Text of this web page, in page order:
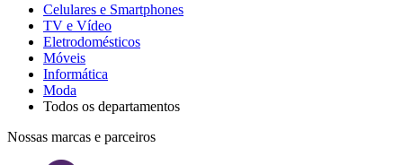
Celulares e Smartphones
TV e Vídeo
Eletrodomésticos
Móveis
Informática
Moda
Todos os departamentos
Nossas marcas e parceiros